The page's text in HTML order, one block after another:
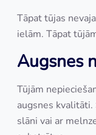
Tāpat tūjas
ielām. Tāpat
Augsnes
Tūjām
augsnes
slāni vai ar